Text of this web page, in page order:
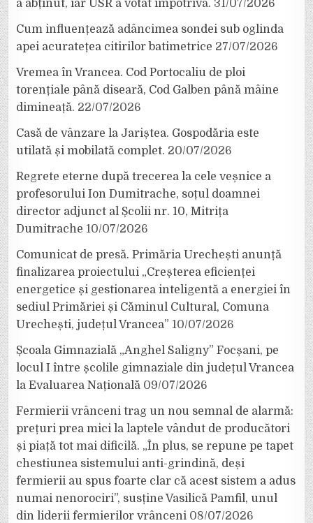
a abținut, iar USR a votat împotrivă. 31/07/2026
Cum influențează adâncimea sondei sub oglinda
apei acuratețea citirilor batimetrice 27/07/2026
Vremea în Vrancea. Cod Portocaliu de ploi
torențiale până diseară, Cod Galben până mâine
dimineață. 22/07/2026
Casă de vânzare la Jariștea. Gospodăria este
utilată și mobilată complet. 20/07/2026
Regrete eterne după trecerea la cele veșnice a
profesorului Ion Dumitrache, soțul doamnei
director adjunct al Școlii nr. 10, Mitrița
Dumitrache 10/07/2026
Comunicat de presă. Primăria Urechești anunță
finalizarea proiectului „Creșterea eficienței
energetice și gestionarea inteligentă a energiei în
sediul Primăriei și Căminul Cultural, Comuna
Urechești, județul Vrancea” 10/07/2026
Școala Gimnazială „Anghel Saligny” Focșani, pe
locul I între școlile gimnaziale din județul Vrancea
la Evaluarea Națională 09/07/2026
Fermierii vrânceni trag un nou semnal de alarmă:
prețuri prea mici la laptele vândut de producători
și piață tot mai dificilă. „În plus, se repune pe tapet
chestiunea sistemului anti-grindină, deși
fermierii au spus foarte clar că acest sistem a adus
numai nenorociri”, susține Vasilică Pamfil, unul
din liderii fermierilor vrânceni 08/07/2026